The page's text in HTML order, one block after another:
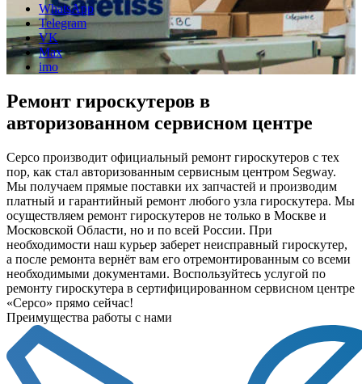
WhatsApp
Telegram
VK
Max
imo
Ремонт гироскутеров в
авторизованном сервисном центре
Серсо производит официальный ремонт гироскутеров с тех
пор, как стал авторизованным сервисным центром Segway.
Мы получаем прямые поставки их запчастей и производим
платный и гарантийный ремонт любого узла гироскутера. Мы
осуществляем ремонт гироскутеров не только в Москве и
Московской Области, но и по всей России. При
необходимости наш курьер заберет неисправный гироскутер,
а после ремонта вернёт вам его отремонтированным со всеми
необходимыми документами. Воспользуйтесь услугой по
ремонту гироскутера в сертифицированном сервисном центре
«Серсо» прямо сейчас!
Преимущества работы с нами